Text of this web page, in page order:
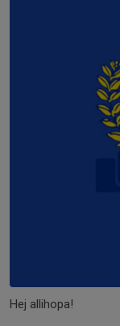
Hej allihopa!